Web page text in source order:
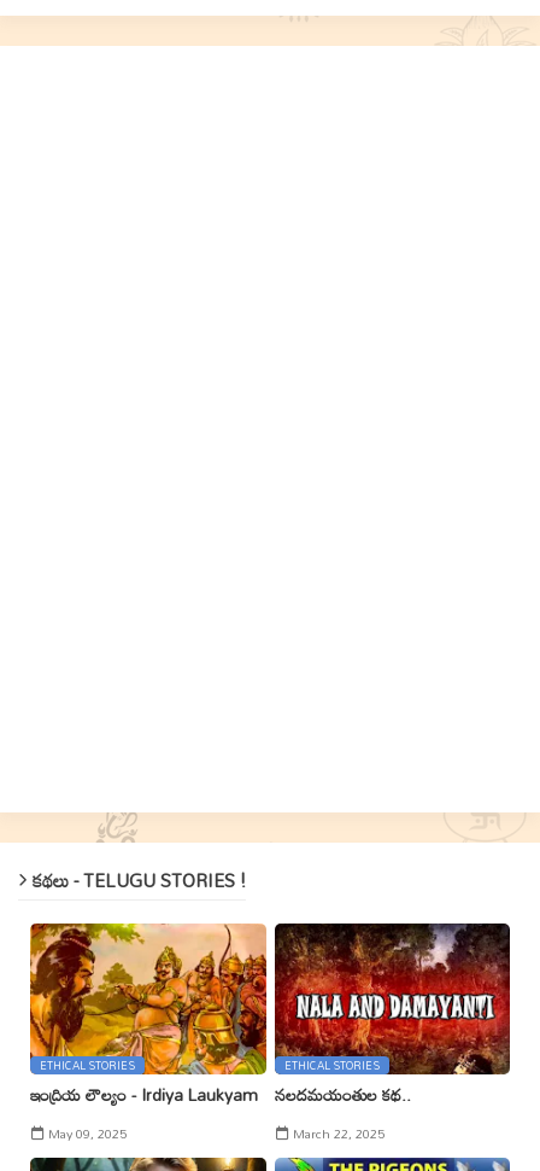
కథలు - TELUGU STORIES !
ETHICAL STORIES
ఇంద్రియ లౌల్యం - Irdiya Laukyam
May 09, 2025
ETHICAL STORIES
నలదమయంతుల కథ..
March 22, 2025